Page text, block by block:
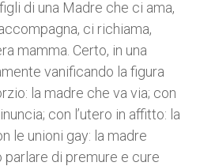
di una Madre che ci ama,
ci richiama,
mamma. Certo, in una
vanificando la figura
la madre che va via; con
con l’utero in affitto: la
le unioni gay: la madre
parlare di premure e cure